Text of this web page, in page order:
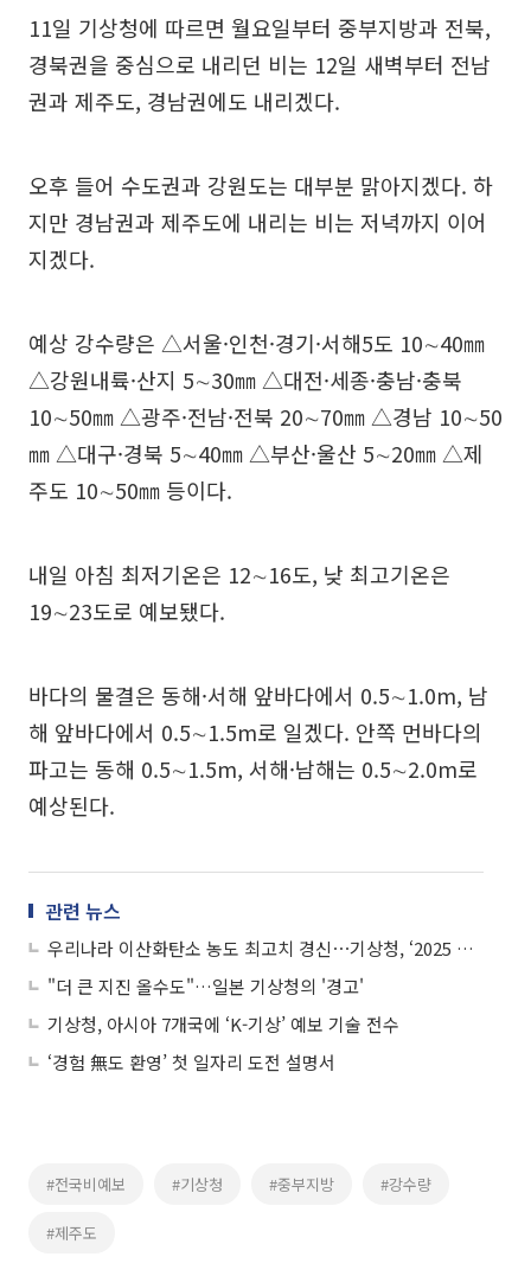
11일 기상청에 따르면 월요일부터 중부지방과 전북,
경북권을 중심으로 내리던 비는 12일 새벽부터 전남
권과 제주도, 경남권에도 내리겠다.
오후 들어 수도권과 강원도는 대부분 맑아지겠다. 하
지만 경남권과 제주도에 내리는 비는 저녁까지 이어
지겠다.
예상 강수량은 △서울·인천·경기·서해5도 10∼40㎜
△강원내륙·산지 5∼30㎜ △대전·세종·충남·충북
10∼50㎜ △광주·전남·전북 20∼70㎜ △경남 10∼50
㎜ △대구·경북 5∼40㎜ △부산·울산 5∼20㎜ △제
주도 10∼50㎜ 등이다.
내일 아침 최저기온은 12∼16도, 낮 최고기온은
19∼23도로 예보됐다.
바다의 물결은 동해·서해 앞바다에서 0.5∼1.0m, 남
해 앞바다에서 0.5∼1.5m로 일겠다. 안쪽 먼바다의
파고는 동해 0.5∼1.5m, 서해·남해는 0.5∼2.0m로
예상된다.
관련 뉴스
우리나라 이산화탄소 농도 최고치 경신⋯기상청, ‘2025 지구대기감시보고서’ 발간
"더 큰 지진 올수도"…일본 기상청의 '경고'
기상청, 아시아 7개국에 ‘K-기상’ 예보 기술 전수
‘경험 無도 환영’ 첫 일자리 도전 설명서
#전국비예보 #기상청 #중부지방 #강수량
#제주도